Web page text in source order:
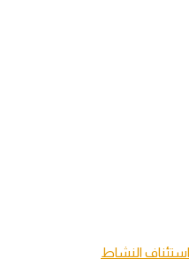
النشاط